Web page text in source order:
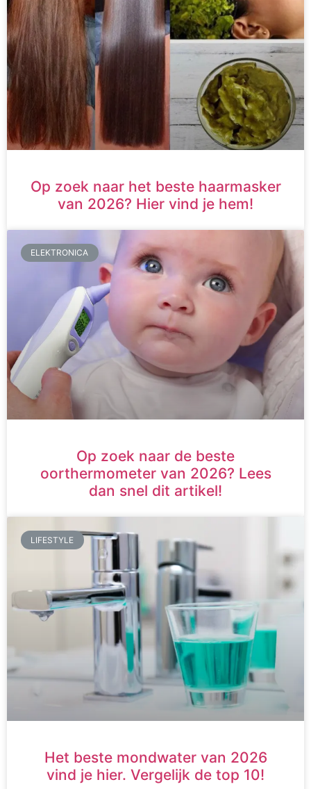
Op zoek naar het beste haarmasker
van 2026? Hier vind je hem!
ELEKTRONICA
Op zoek naar de beste
oorthermometer van 2026? Lees
dan snel dit artikel!
LIFESTYLE
Het beste mondwater van 2026
vind je hier. Vergelijk de top 10!